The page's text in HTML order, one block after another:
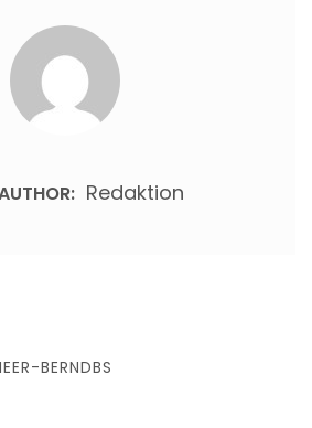
Redaktion
BERNDBS